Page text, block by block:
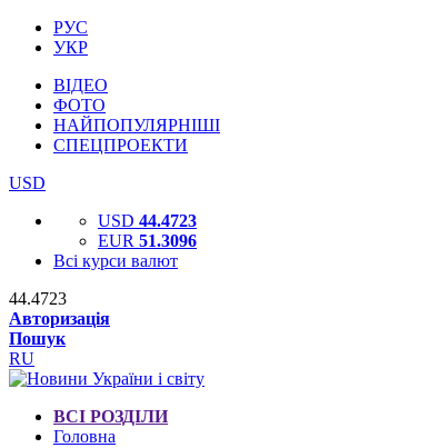
РУС
УКР
ВІДЕО
ФОТО
НАЙПОПУЛЯРНІШІ
СПЕЦПРОЕКТИ
USD
USD 44.4723
EUR 51.3096
Всі курси валют
44.4723
Авторизація
Пошук
RU
ВСІ РОЗДІЛИ
Головна